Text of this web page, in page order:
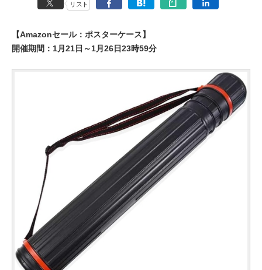
リスト
【Amazonセール：ポスターケース】
開催期間：1月21日～1月26日23時59分